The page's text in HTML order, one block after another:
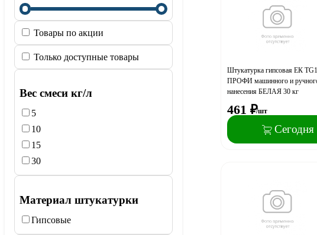
Товары по акции
Только доступные товары
Вес смеси кг/л
5
10
15
30
Материал штукатурки
Гипсовые
Штукатурка гипсовая ЕК
ПРОФИ машинного и
нанесения БЕЛАЯ 30 кг
461 ₽/шт
Сегодня